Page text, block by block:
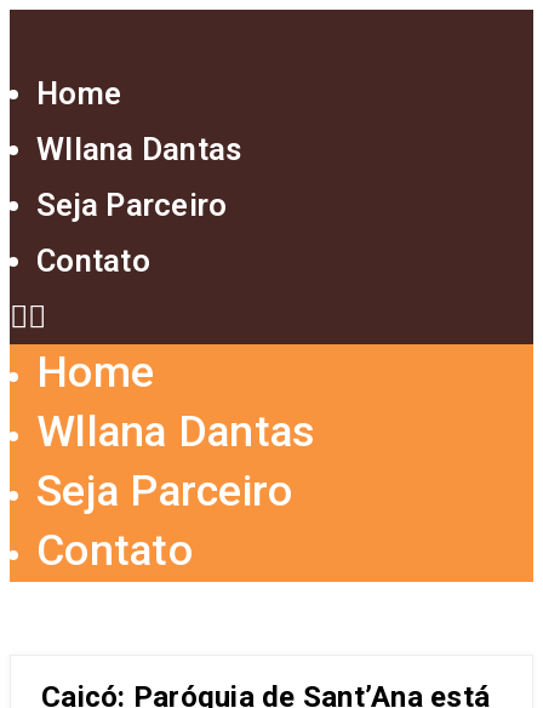
Home
Wllana Dantas
Seja Parceiro
Contato
Home
Wllana Dantas
Seja Parceiro
Contato
Caicó: Paróquia de Sant’Ana está